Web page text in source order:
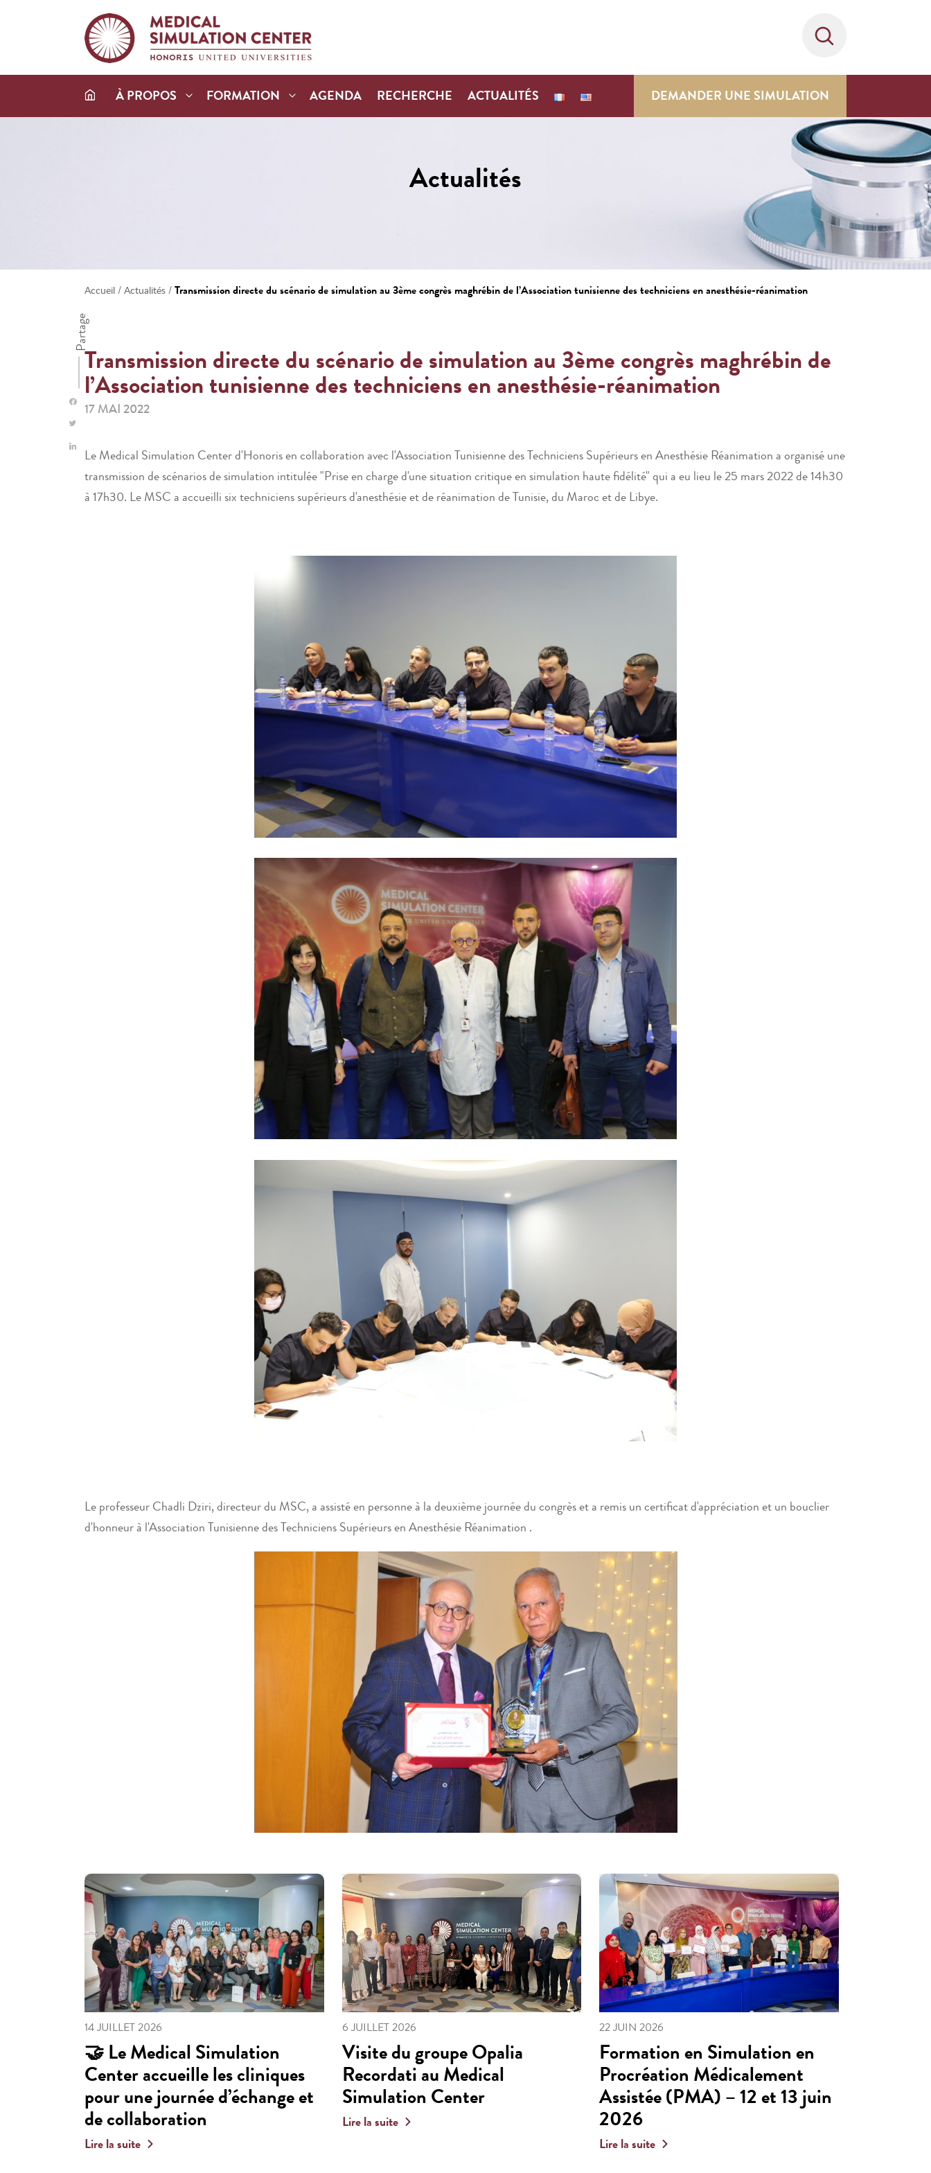
À PROPOS FORMATION AGENDA RECHERCHE ACTUALITÉS DEMANDER UNE SIMULATION
Actualités
Accueil / Actualités /Transmission directe du scénario de simulation au 3ème congrès maghrébin de l’Association tunisienne des techniciens en anesthésie-réanimation
Partage
Transmission directe du scénario de simulation au 3ème congrès maghrébin de
l’Association tunisienne des techniciens en anesthésie-réanimation
17 MAI 2022
Le Medical Simulation Center d'Honoris en collaboration avec l'Association Tunisienne des Techniciens Supérieurs en Anesthésie Réanimation a organisé une
transmission de scénarios de simulation intitulée "Prise en charge d'une situation critique en simulation haute fidélité" qui a eu lieu le 25 mars 2022 de 14h30
à 17h30. Le MSC a accueilli six techniciens supérieurs d'anesthésie et de réanimation de Tunisie, du Maroc et de Libye.
Le professeur Chadli Dziri, directeur du MSC, a assisté en personne à la deuxième journée du congrès et a remis un certificat d'appréciation et un bouclier
d'honneur à l'Association Tunisienne des Techniciens Supérieurs en Anesthésie Réanimation .
14 JUILLET 2026
🤝 Le Medical Simulation
Center accueille les cliniques
pour une journée d’échange et
de collaboration
Lire la suite
6 JUILLET 2026
Visite du groupe Opalia
Recordati au Medical
Simulation Center
Lire la suite
22 JUIN 2026
Formation en Simulation en
Procréation Médicalement
Assistée (PMA) – 12 et 13 juin
2026
Lire la suite